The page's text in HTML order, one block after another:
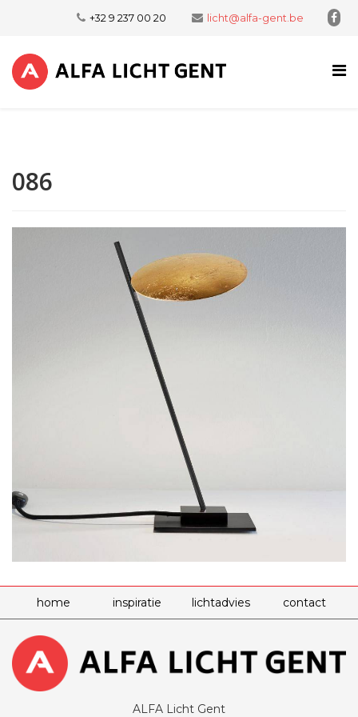
+32 9 237 00 20 licht@alfa-gent.be
086
home inspiratie lichtadvies contact
ALFA Licht Gent